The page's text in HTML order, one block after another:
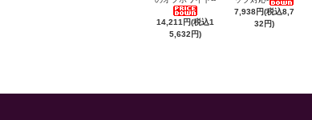
14,211円(税込1
5,632円)
7,938円(税込8,7
32円)